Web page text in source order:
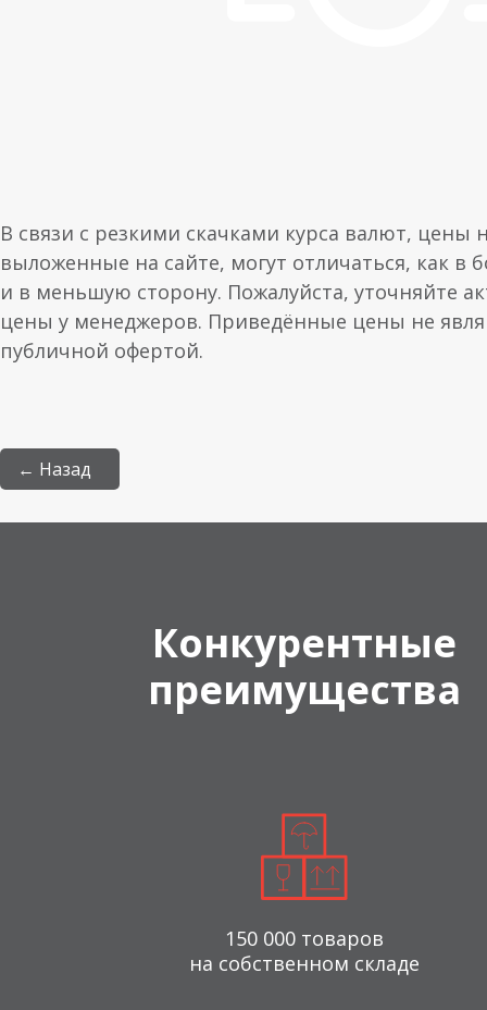
В связи с резкими скачками курса валют, цены
выложенные на сайте, могут отличаться, как в
и в меньшую сторону. Пожалуйста, уточняйте
цены у менеджеров. Приведённые цены не
публичной офертой.
← Назад
Конкурентные
преимущества
150 000 товаров
на собственном складе